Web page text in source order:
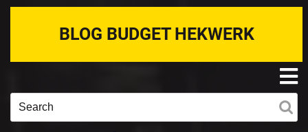
Skip
BLOG BUDGET HEKWERK